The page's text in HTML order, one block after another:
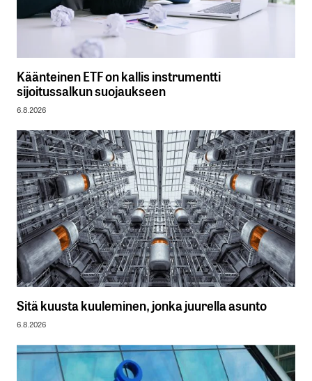
Käänteinen ETF on kallis instrumentti
sijoitussalkun suojaukseen
6.8.2026
Sitä kuusta kuuleminen, jonka juurella asunto
6.8.2026